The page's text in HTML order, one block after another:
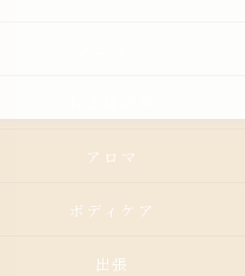
アロマ
ボディケア
出張